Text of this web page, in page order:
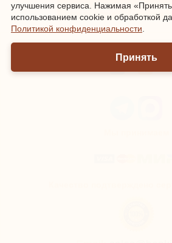
Информация о доставке
улучшения сервиса. Нажимая
использованием cookie и обработкой
Политикой конфиденциальности.
Принять